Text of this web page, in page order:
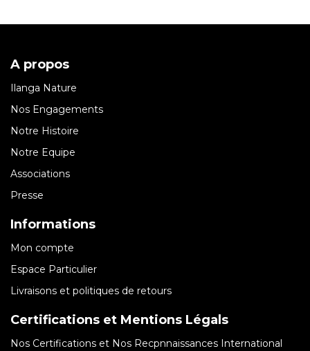
A propos
Ilanga Nature
Nos Engagements
Notre Histoire
Notre Equipe
Associations
Presse
Informations
Mon compte
Espace Particulier
Livraisons et politiques de retours
Certifications et Mentions Légals
Nos Certifications et Nos Recpnnaissances International